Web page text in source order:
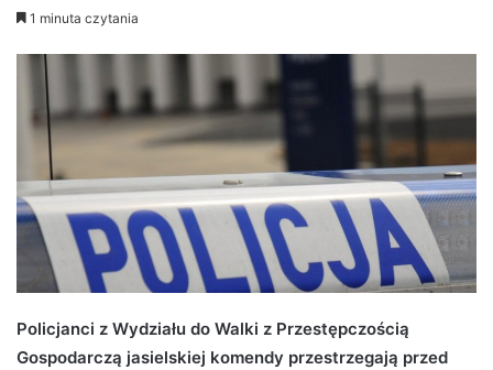
e
n
a
i
l
1 minuta czytania
Policjanci z Wydziału do Walki z Przestępczością
Gospodarczą jasielskiej komendy przestrzegają przed